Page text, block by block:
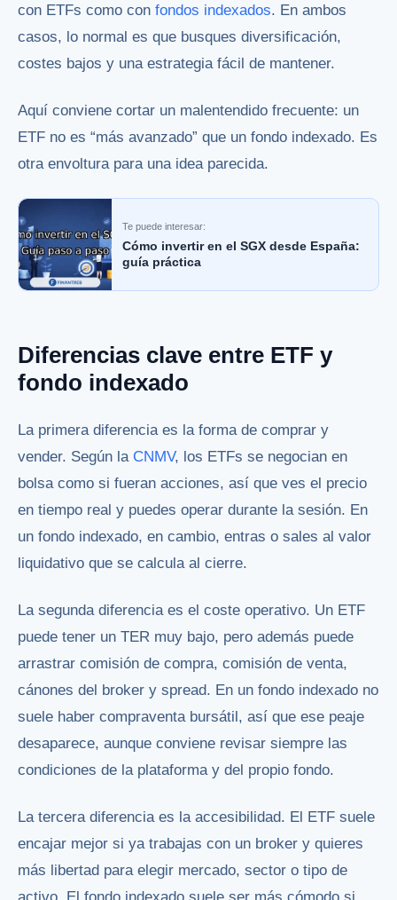
con ETFs como con fondos indexados. En ambos
casos, lo normal es que busques diversificación,
costes bajos y una estrategia fácil de mantener.
Aquí conviene cortar un malentendido frecuente: un
ETF no es “más avanzado” que un fondo indexado. Es
otra envoltura para una idea parecida.
Te puede interesar:
Cómo invertir en el SGX desde España:
guía práctica
Diferencias clave entre ETF y
fondo indexado
La primera diferencia es la forma de comprar y
vender. Según la CNMV, los ETFs se negocian en
bolsa como si fueran acciones, así que ves el precio
en tiempo real y puedes operar durante la sesión. En
un fondo indexado, en cambio, entras o sales al valor
liquidativo que se calcula al cierre.
La segunda diferencia es el coste operativo. Un ETF
puede tener un TER muy bajo, pero además puede
arrastrar comisión de compra, comisión de venta,
cánones del broker y spread. En un fondo indexado no
suele haber compraventa bursátil, así que ese peaje
desaparece, aunque conviene revisar siempre las
condiciones de la plataforma y del propio fondo.
La tercera diferencia es la accesibilidad. El ETF suele
encajar mejor si ya trabajas con un broker y quieres
más libertad para elegir mercado, sector o tipo de